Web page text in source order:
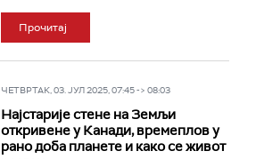
Прочитај
ЧЕТВРТАК, 03. ЈУЛ 2025, 07:45 -> 08:03
Најстарије стене на Земљи
откривене у Канади, времеплов у
рано доба планете и како се живот